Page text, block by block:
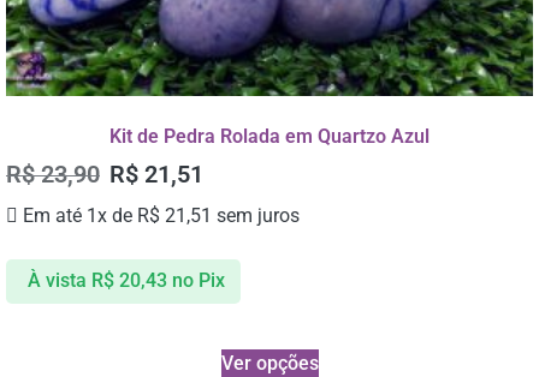
Kit de Pedra Rolada em Quartzo Azul
R$23,90 R$ 21,51
Em até 1x de R$ 21,51 sem juros
À vista R$20,43 no Pix
Ver opções